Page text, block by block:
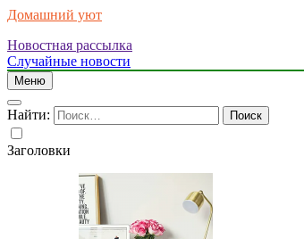
Домашний уют
Новостная рассылка
Случайные новости
Меню
Найти:
Заголовки